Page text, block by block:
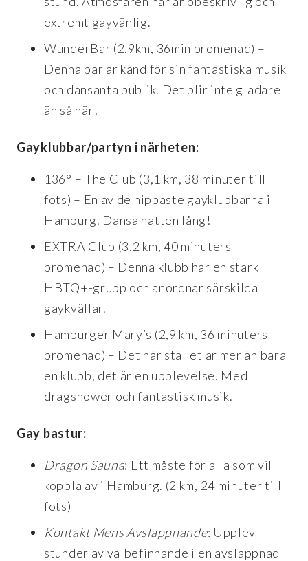
extremt gayvänlig.
WunderBar (2.9km, 36min promenad) –
Denna bar är känd för sin fantastiska musik
och dansanta publik. Det blir inte gladare
än så här!
Gayklubbar/partyn i närheten:
136° – The Club (3,1 km, 38 minuter till
fots) – En av de hippaste gayklubbarna i
Hamburg. Dansa natten lång!
EXTRA Club (3,2 km, 40 minuters
promenad) – Denna klubb har en stark
HBTQ+-grupp och anordnar särskilda
gaykvällar.
Hamburger Mary’s (2,9 km, 36 minuters
promenad) – Det här stället är mer än bara
en klubb, det är en upplevelse. Med
dragshower och fantastisk musik.
Gay bastur:
Dragon Sauna: Ett måste för alla som vill
koppla av i Hamburg. (2 km, 24 minuter till
fots)
Kontakt Mens Avslappnande: Upplev
stunder av välbefinnande i en avslappnad